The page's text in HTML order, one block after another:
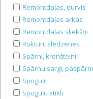
Remontdaļas, durvis
Remontdaļas arkas
Remontdaļas sliekšņi
Rokturi, slēdzenes
Spārni, kronšteini
Spārnu sargi, paspārņi
Spoguļi
Spoguļu stikli